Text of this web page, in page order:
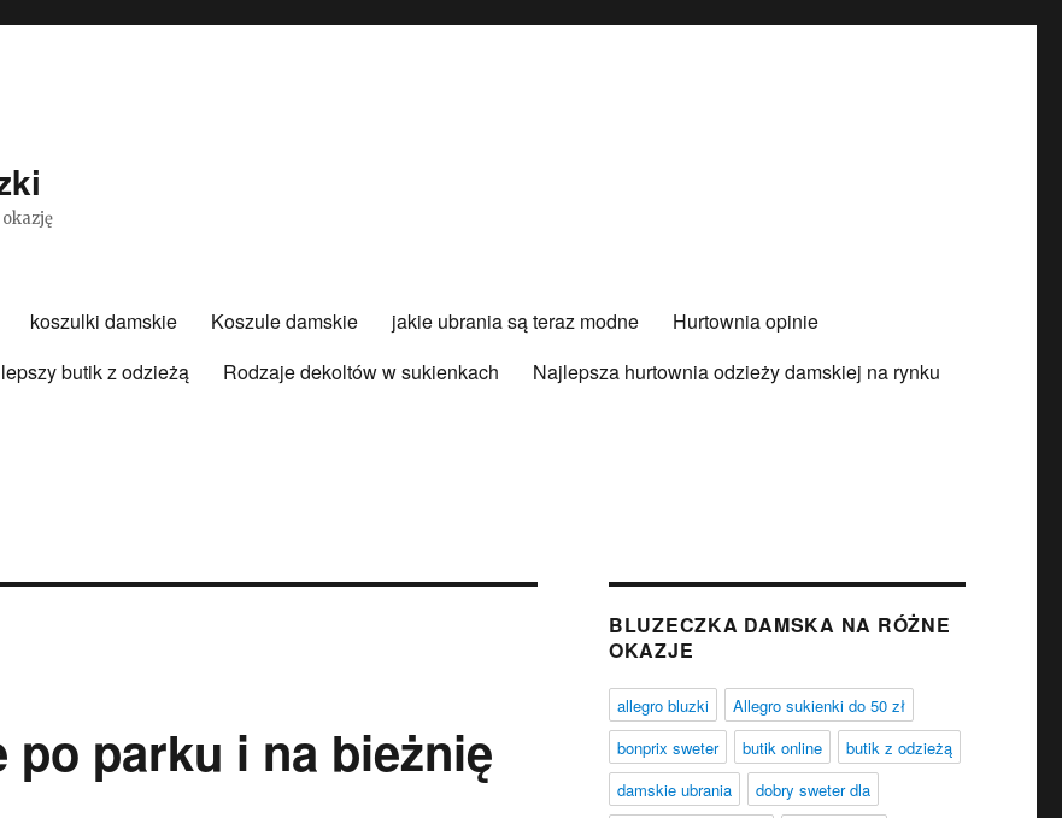
koszulki damskie Koszule damskie jakie ubrania są teraz modne
Hurtownia opinie
butik z odzieżą Rodzaje dekoltów w sukienkach
Najlepsza hurtownia odzieży damskiej na rynku
po parku i na bieżnię
BLUZECZKA DAMSKA NA RÓŻNE
OKAZJE
allegro bluzki
Allegro sukienki do 50 zł
bonprix sweter
butik online
butik z odzieżą
damskie ubrania
dobry sweter dla